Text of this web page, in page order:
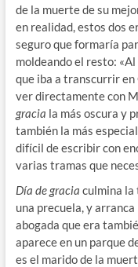
de la muerte de su
en realidad, estos dos
seguro que formaría
moldeando el resto:
que iba a transcurrir
ver directamente con
gracia la más oscura y
también la más
difícil de escribir con
varias tramas que
Día de gracia culmina la
una precuela, y
abogada que era
aparece en un parque
es el marido de la